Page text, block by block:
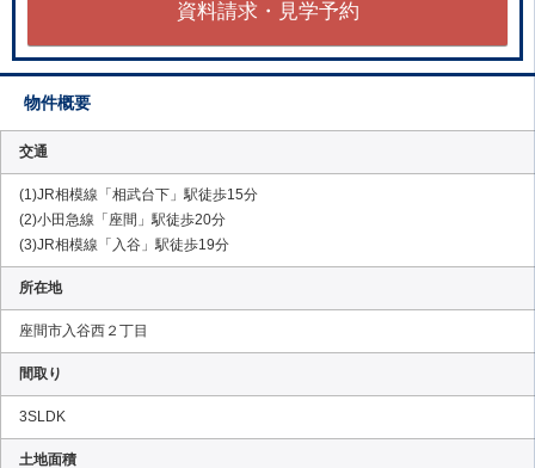
資料請求・見学予約
物件概要
交通
(1)JR相模線「相武台下」駅徒歩15分
(2)小田急線「座間」駅徒歩20分
(3)JR相模線「入谷」駅徒歩19分
所在地
座間市入谷西２丁目
間取り
3SLDK
土地面積